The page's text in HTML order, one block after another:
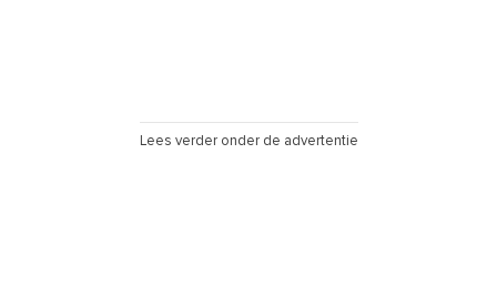
Lees verder onder de advertentie